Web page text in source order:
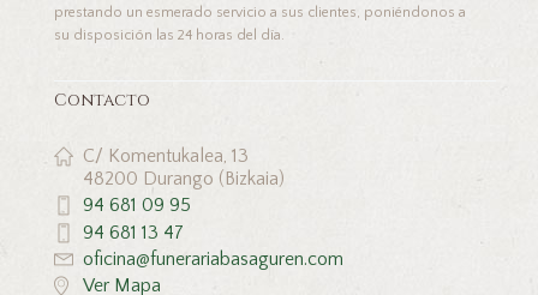
prestando un esmerado servicio a sus clientes, poniéndonos a
su disposición las 24 horas del día.
Contacto
C/ Komentukalea, 13
48200 Durango (Bizkaia)
94 681 09 95
94 681 13 47
oficina@funerariabasaguren.com
Ver Mapa